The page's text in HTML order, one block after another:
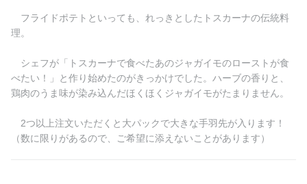
フライドポテト といっても、 れっきとした トスカーナの伝統料
理。
シェフが「 トスカーナで食べたあのジャガイモのローストが食
べたい！
」と作り始めたのがきっかけでした。ハーブの香りと、
鶏肉のうま味が染み込んだほくほくジャガイモがたまりません。
2つ以上注文いただくと大パックで大きな手羽先が入ります！
（数に限りがあるので、ご希望に添えないことがあります）